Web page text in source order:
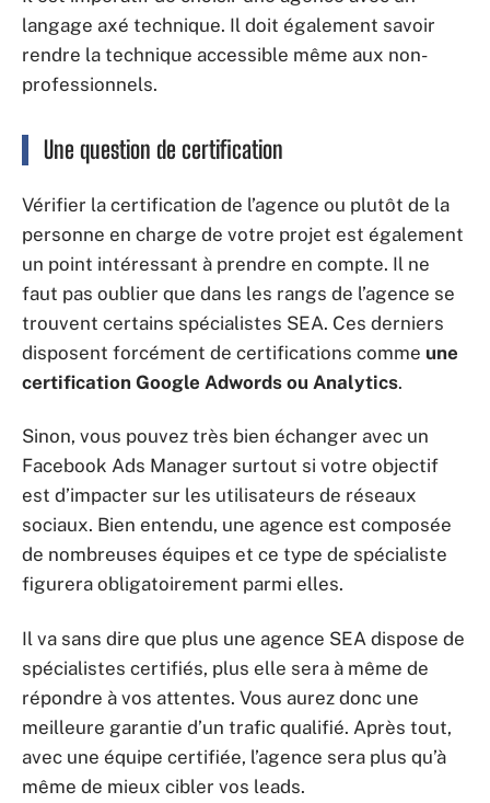
langage axé technique. Il doit également savoir
rendre la technique accessible même aux non-
professionnels.
Une question de certification
Vérifier la certification de l’agence ou plutôt de la
personne en charge de votre projet est également
un point intéressant à prendre en compte. Il ne
faut pas oublier que dans les rangs de l’agence se
trouvent certains spécialistes SEA. Ces derniers
disposent forcément de certifications comme une
certification Google Adwords ou Analytics.
Sinon, vous pouvez très bien échanger avec un
Facebook Ads Manager surtout si votre objectif
est d’impacter sur les utilisateurs de réseaux
sociaux. Bien entendu, une agence est composée
de nombreuses équipes et ce type de spécialiste
figurera obligatoirement parmi elles.
Il va sans dire que plus une agence SEA dispose de
spécialistes certifiés, plus elle sera à même de
répondre à vos attentes. Vous aurez donc une
meilleure garantie d’un trafic qualifié. Après tout,
avec une équipe certifiée, l’agence sera plus qu’à
même de mieux cibler vos leads.